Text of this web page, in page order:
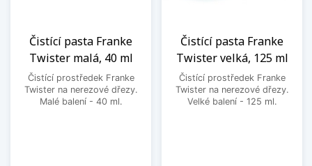
Čistící pasta Franke
Twister malá, 40 ml
Čistící prostředek Franke
Twister na nerezové dřezy.
Malé balení - 40 ml.
Čistící pasta Franke
Twister velká, 125 ml
Čistící prostředek Franke
Twister na nerezové dřezy.
Velké balení - 125 ml.